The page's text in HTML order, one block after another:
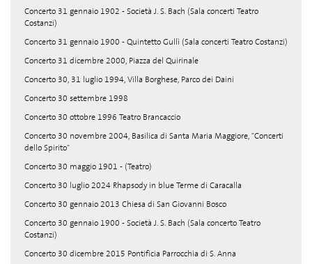
Concerto 31 gennaio 1902 - Società J. S. Bach (Sala concerti Teatro
Costanzi)
Concerto 31 gennaio 1900 - Quintetto Gullì (Sala concerti Teatro Costanzi)
Concerto 31 dicembre 2000, Piazza del Quirinale
Concerto 30, 31 luglio 1994, Villa Borghese, Parco dei Daini
Concerto 30 settembre 1998
Concerto 30 ottobre 1996 Teatro Brancaccio
Concerto 30 novembre 2004, Basilica di Santa Maria Maggiore, "Concerti
dello Spirito"
Concerto 30 maggio 1901 - (Teatro)
Concerto 30 luglio 2024 Rhapsody in blue Terme di Caracalla
Concerto 30 gennaio 2013 Chiesa di San Giovanni Bosco
Concerto 30 gennaio 1900 - Società J. S. Bach (Sala concerto Teatro
Costanzi)
Concerto 30 dicembre 2015 Pontificia Parrocchia di S. Anna